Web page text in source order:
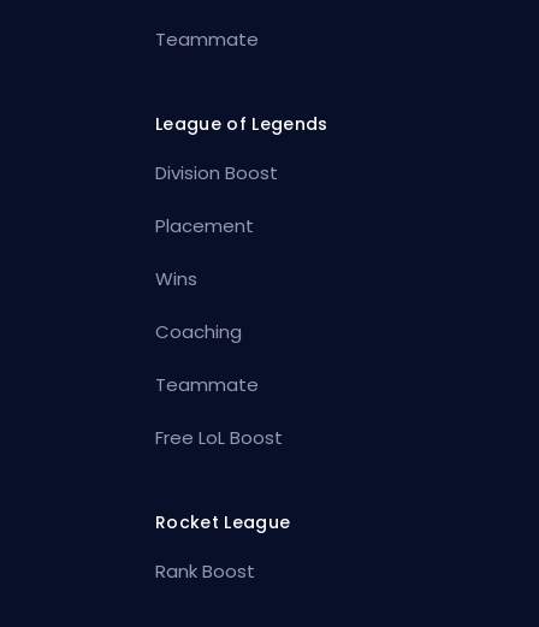
Teammate
League of Legends
Division Boost
Placement
Wins
Coaching
Teammate
Free LoL Boost
Rocket League
Rank Boost